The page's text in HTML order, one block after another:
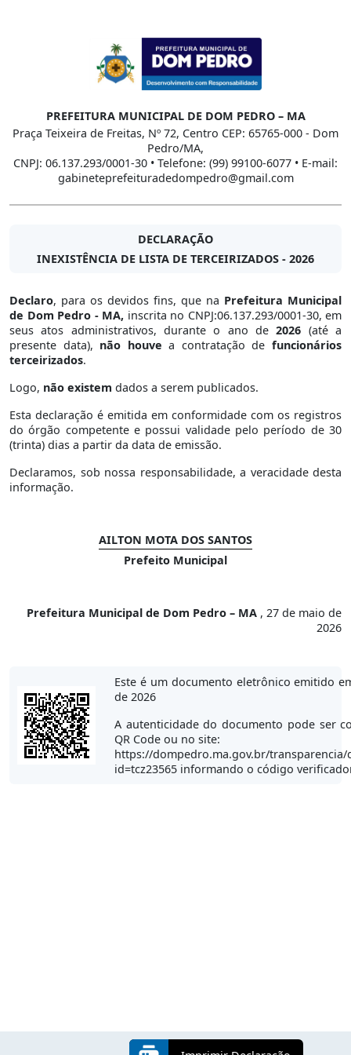
PREFEITURA MUNICIPAL DE DOM PEDRO – MA
Praça Teixeira de Freitas, Nº 72, Centro CEP: 65765-000 - Dom
Pedro/MA,
CNPJ: 06.137.293/0001-30 • Telefone: (99) 99100-6077 • E-mail:
gabineteprefeituradedompedro@gmail.com
DECLARAÇÃO
INEXISTÊNCIA DE LISTA DE TERCEIRIZADOS - 2026
Declaro, para os devidos fins, que na Prefeitura Municipal
de Dom Pedro - MA, inscrita no CNPJ:06.137.293/0001-30, em
seus atos administrativos, durante o ano de2026 (até a
presente data), não houve a contratação defuncionários
terceirizados.
Logo, não existem dados a serem publicados.
Esta declaração é emitida em conformidade com os registros
do órgão competente e possui validade pelo período de 30
(trinta) dias a partir da data de emissão.
Declaramos, sob nossa responsabilidade, a veracidade desta
informação.
AILTON MOTA DOS SANTOS
Prefeito Municipal
Prefeitura Municipal de Dom Pedro – MA , 27 de maio de
2026
Este é um documento eletrônico emitido
de 2026
A autenticidade do documento pode ser
QR Code ou no site:
https://dompedro.ma.gov.br/transparencia/
id=tcz23565 informando o código